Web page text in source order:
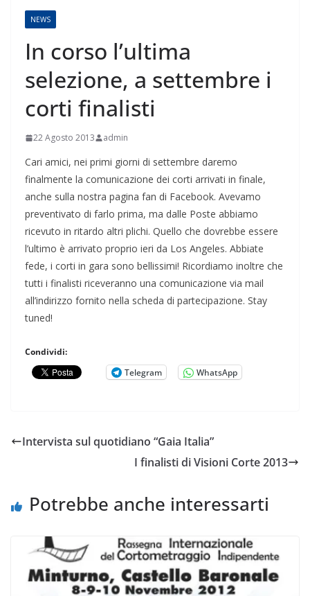
NEWS
In corso l’ultima
selezione, a settembre i
corti finalisti
22 Agosto 2013 admin
Cari amici, nei primi giorni di settembre daremo
finalmente la comunicazione dei corti arrivati in finale,
anche sulla nostra pagina fan di Facebook. Avevamo
preventivato di farlo prima, ma dalle Poste abbiamo
ricevuto in ritardo altri plichi. Quello che dovrebbe essere
l’ultimo è arrivato proprio ieri da Los Angeles. Abbiate
fede, i corti in gara sono bellissimi! Ricordiamo inoltre che
tutti i finalisti riceveranno una comunicazione via mail
all’indirizzo fornito nella scheda di partecipazione. Stay
tuned!
Condividi:
Telegram
WhatsApp
Intervista sul quotidiano “Gaia Italia”
I finalisti di Visioni Corte 2013
Potrebbe anche interessarti